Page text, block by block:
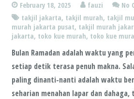
February 18, 2025 fauzi
No
takjil jakarta, takjil murah, takjil
murah jakarta pusat, takjil murah
jakarta, toko kue murah, toko kue
Bulan Ramadan adalah waktu yang
setiap detik terasa penuh makna.
paling dinanti-nanti adalah waktu
seharian menahan lapar dan dahaga,